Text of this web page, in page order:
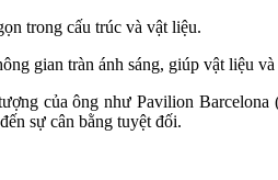
trong cấu trúc và vật liệu.
gian tràn ánh sáng, giúp vật liệu
của ông như Pavilion
sự cân bằng tuyệt đối.